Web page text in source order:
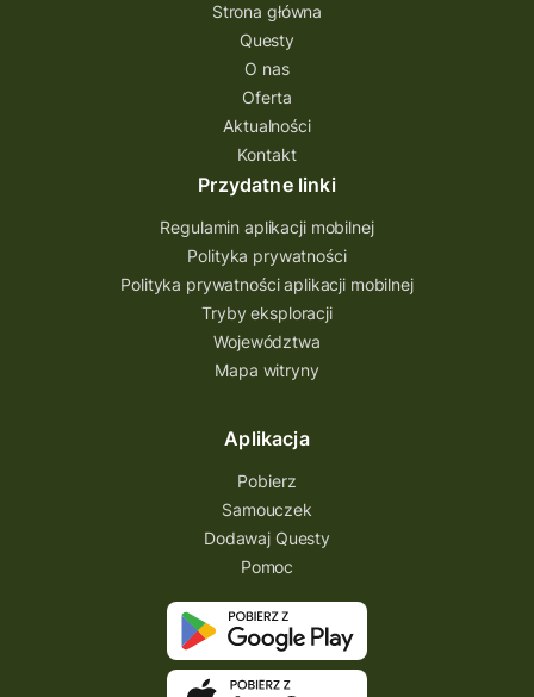
Strona główna
Questy
O nas
Oferta
Aktualności
Kontakt
Przydatne linki
Regulamin aplikacji mobilnej
Polityka prywatności
Polityka prywatności aplikacji mobilnej
Tryby eksploracji
Województwa
Mapa witryny
Aplikacja
Pobierz
Samouczek
Dodawaj Questy
Pomoc